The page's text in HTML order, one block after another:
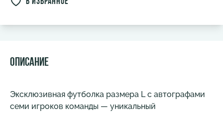
Описание
Эксклюзивная футболка размера L с автографами
семи игроков команды — уникальный